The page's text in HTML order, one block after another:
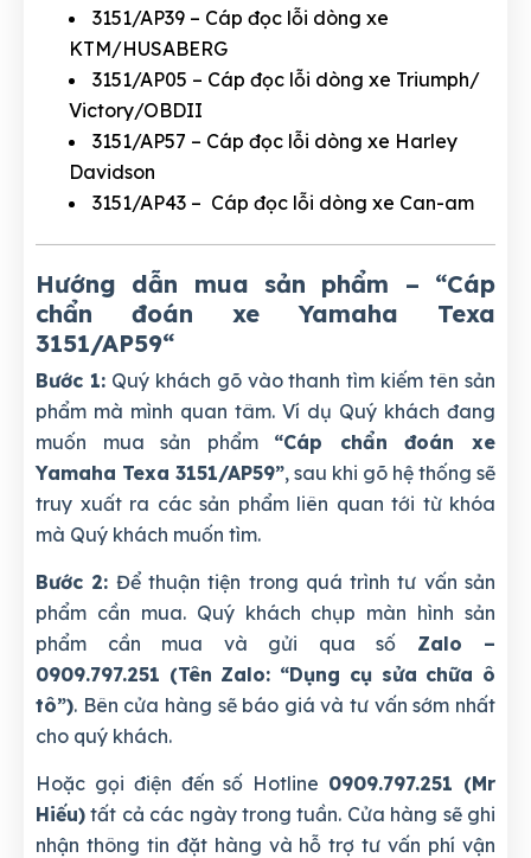
3151/AP39 – Cáp đọc lỗi dòng xe
KTM/HUSABERG
3151/AP05 – Cáp đọc lỗi dòng xe Triumph/
Victory/OBDII
3151/AP57 – Cáp đọc lỗi dòng xe Harley
Davidson
3151/AP43 – Cáp đọc lỗi dòng xe Can-am
Hướng dẫn mua sản phẩm – “Cáp
chẩn đoán xe Yamaha Texa
3151/AP59“
Bước 1:Quý khách gõ vào thanh tìm kiếm tên sản
phẩm mà mình quan tâm. Ví dụ Quý khách đang
muốn mua sản phẩm “Cáp chẩn đoán xe
Yamaha Texa 3151/AP59”, sau khi gõ hệ thống sẽ
truy xuất ra các sản phẩm liên quan tới từ khóa
mà Quý khách muốn tìm.
Bước 2: Để thuận tiện trong quá trình tư vấn sản
phẩm cần mua. Quý khách chụp màn hình sản
phẩm cần mua và gửi qua số Zalo –
0909.797.251 (Tên Zalo: “Dụng cụ sửa chữa ô
tô”). Bên cửa hàng sẽ báo giá và tư vấn sớm nhất
cho quý khách.
Hoặc gọi điện đến số Hotline 0909.797.251 (Mr
Hiếu) tất cả các ngày trong tuần. Cửa hàng sẽ ghi
nhận thông tin đặt hàng và hỗ trợ tư vấn phí vận